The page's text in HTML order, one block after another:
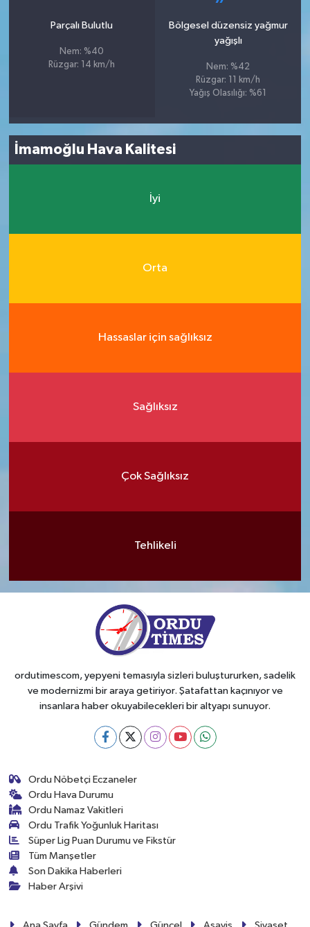
Parçalı Bulutlu
Nem: %40
Rüzgar: 14 km/h
Bölgesel düzensiz yağmur
yağışlı
Nem: %42
Rüzgar: 11 km/h
Yağış Olasılığı: %61
İmamoğlu Hava Kalitesi
İyi
Orta
Hassaslar için sağlıksız
Sağlıksız
Çok Sağlıksız
Tehlikeli
ordutimescom, yepyeni temasıyla sizleri buluştururken, sadelik
ve modernizmi bir araya getiriyor. Şatafattan kaçınıyor ve
insanlara haber okuyabilecekleri bir altyapı sunuyor.
Ordu Nöbetçi Eczaneler
Ordu Hava Durumu
Ordu Namaz Vakitleri
Ordu Trafik Yoğunluk Haritası
Süper Lig Puan Durumu ve Fikstür
Tüm Manşetler
Son Dakika Haberleri
Haber Arşivi